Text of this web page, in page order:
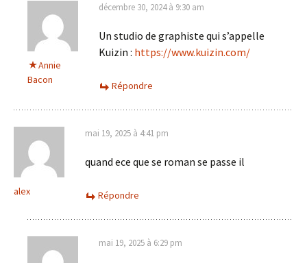
Annie
Bacon
décembre 30, 2024 à 9:30 am
Un studio de graphiste qui s’appelle
Kuizin : https://www.kuizin.com/
Répondre
alex
mai 19, 2025 à 4:41 pm
quand ece que se roman se passe il
Répondre
mai 19, 2025 à 6:29 pm